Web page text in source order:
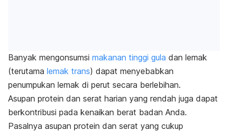
Banyak mengonsumsi makanan tinggi gula dan lemak
(terutama lemak trans) dapat menyebabkan
penumpukan lemak di perut secara berlebihan.
Asupan protein dan serat harian yang rendah juga dapat
berkontribusi pada kenaikan berat badan Anda.
Pasalnya asupan protein dan serat yang cukup